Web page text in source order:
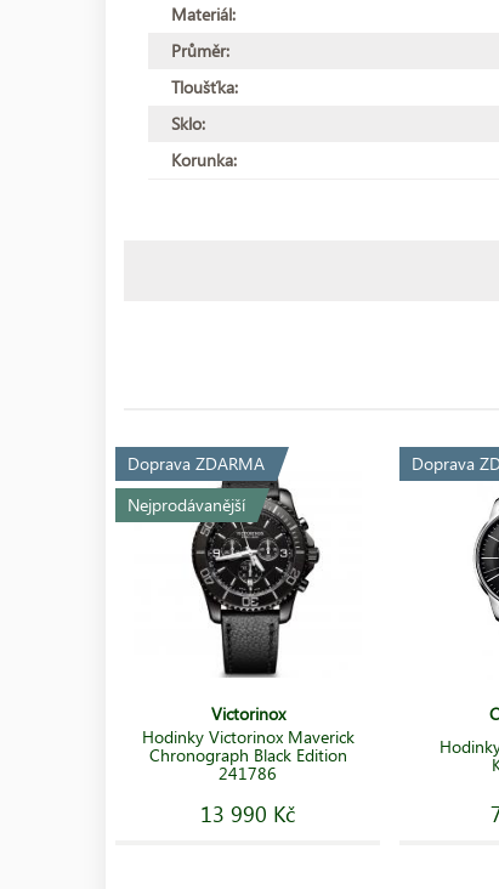
Materiál:
Průměr:
Tloušťka:
Sklo:
Korunka:
Doprava ZDARMA
Nejprodávanější
Victorinox
Hodinky Victorinox Maverick
Chronograph Black Edition
241786
13 990 Kč
Doprava